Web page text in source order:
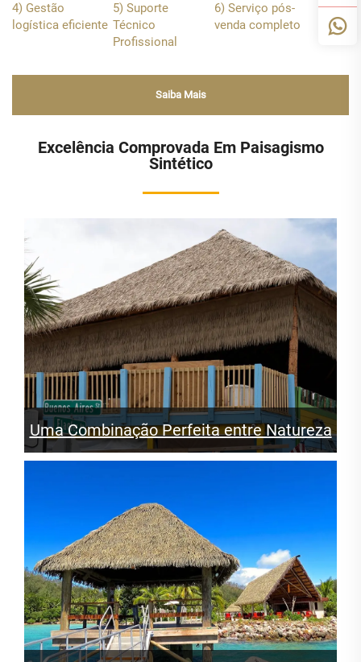
4) Gestão
logística eficiente
5) Suporte
Técnico
Profissional
6) Serviço pós-
venda completo
Saiba Mais
Excelência Comprovada Em Paisagismo
Sintético
Uma Combinação Perfeita entre Natureza